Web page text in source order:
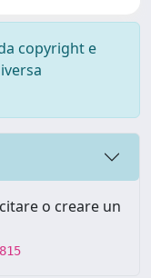
copyright e
o creare un